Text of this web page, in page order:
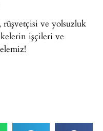
rüşvetçisi ve yolsuzluk
işçileri ve